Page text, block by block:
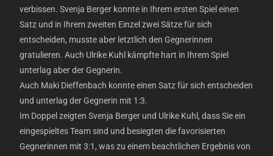
verbissen. Svenja Berger konnte in Ihrem ersten Spiel einen
Satz und in Ihrem zweiten Einzel zwei Sätze für sich
entscheiden, musste aber letztlich den Gegnerinnen
gratulieren. Auch Ulrike Kuhl kämpfte hart in Ihrem Spiel
unterlag aber der Gegnerin.
Auch Maki Dieffenbach konnte einen Satz für sich entscheiden
und unterlag der Gegnerin mit 1:3.
Im Doppel zeigten Svenja Berger und Ulrike Kuhl, dass Sie ein
eingespieltes Team sind und besiegten die favorisierten
Gegnerinnen mit 3:1, was zu einem beachtlichen Ergebnis von